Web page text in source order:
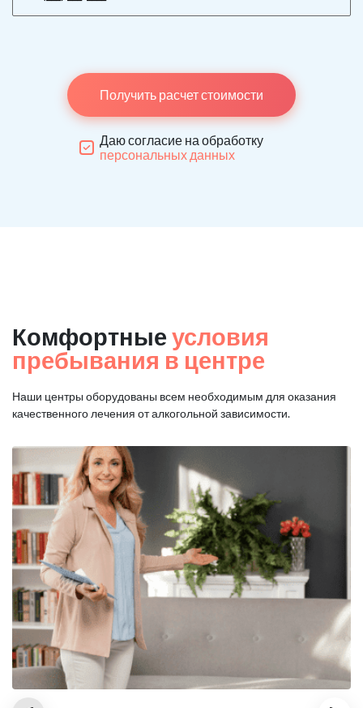
Получить расчет стоимости
Даю согласие на обработку
персональных данных
Комфортные условия
пребывания в центре
Наши центры оборудованы всем необходимым для оказания
качественного лечения от алкогольной зависимости.